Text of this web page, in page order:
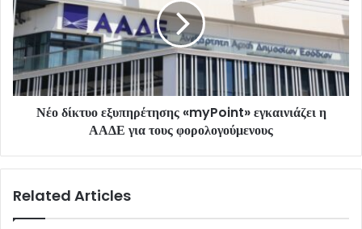
Νέο δίκτυο εξυπηρέτησης «myPoint» εγκαινιάζει η
ΑΑΔΕ για τους φορολογούμενους
Related Articles